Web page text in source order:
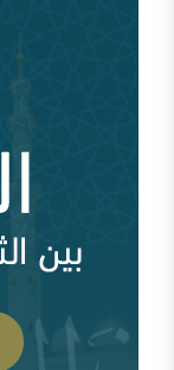
أين السلفية من
أزمة قطر وإدارة
السعودية